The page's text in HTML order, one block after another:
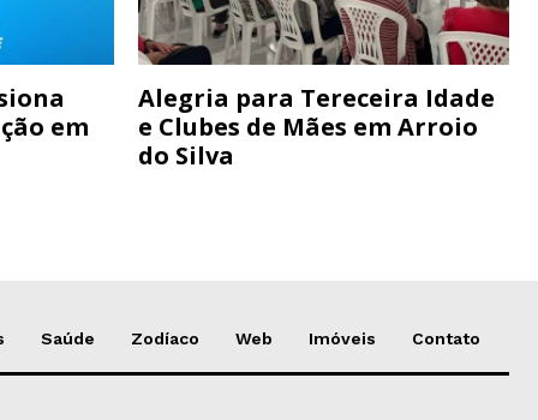
em
Alegria para Tereceira Idade
e Clubes de Mães em Arroio
do Silva
Saúde Zodíaco Web Imóveis Contato